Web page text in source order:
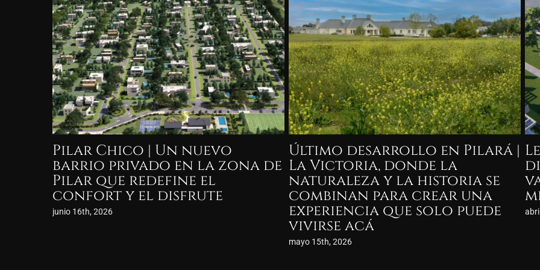
Ayres Soho Pilará: lofts de 4
ambientes que redefinen
cómo vivir en Pilar
marzo 19th, 2026
Ayres Soho Pilará: una nueva
forma de habitar, entre la
casa y el loft
enero 16th, 2026